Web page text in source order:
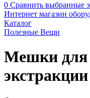
0 Сравнить выбранные
Интернет магазин
Каталог
Полезные Вещи
Мешки для
экстракции